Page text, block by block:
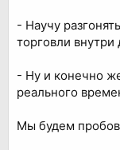
- Научу
торговли внутри
- Ну и конечно
реального
Мы будем